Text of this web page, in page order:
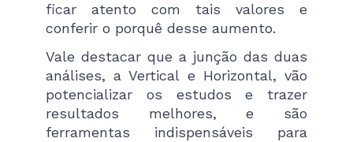
ficar atento com tais valores e
conferir o porquê desse aumento.
Vale destacar que a junção das duas
análises, a Vertical e Horizontal, vão
potencializar os estudos e trazer
resultados melhores, e são
ferramentas indispensáveis para